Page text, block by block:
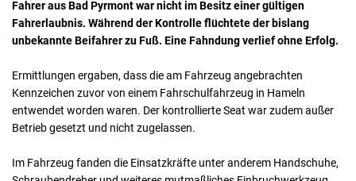
Fahrer aus Bad Pyrmont war nicht im Besitz einer gültigen
Fahrerlaubnis. Während der Kontrolle flüchtete der bislang
unbekannte Beifahrer zu Fuß. Eine Fahndung verlief ohne Erfolg.
Ermittlungen ergaben, dass die am Fahrzeug angebrachten
Kennzeichen zuvor von einem Fahrschulfahrzeug in Hameln
entwendet worden waren. Der kontrollierte Seat war zudem außer
Betrieb gesetzt und nicht zugelassen.
Im Fahrzeug fanden die Einsatzkräfte unter anderem Handschuhe,